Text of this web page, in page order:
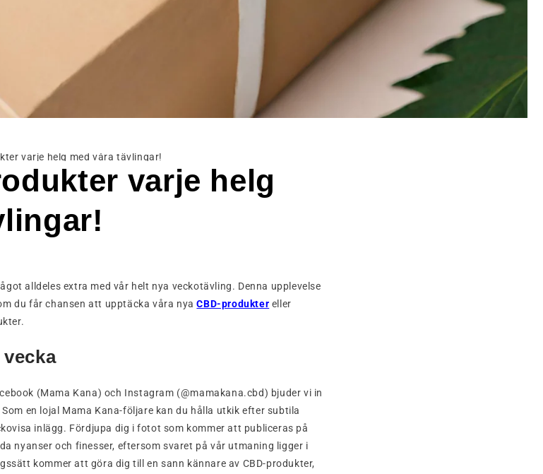
varje helg med våra tävlingar!
varje helg
alldeles extra med vår helt nya veckotävling. Denna upplevelse
du får chansen att upptäcka våra nyaCBD-produkter eller
(Mama Kana) och Instagram (@mamakana.cbd) bjuder vi in
en lojal Mama Kana-följare kan du hålla utkik efter subtila
inlägg. Fördjupa dig i fotot som kommer att publiceras på
nyanser och finesser, eftersom svaret på vår utmaning ligger i
kommer att göra dig till en sann kännare av CBD-produkter,